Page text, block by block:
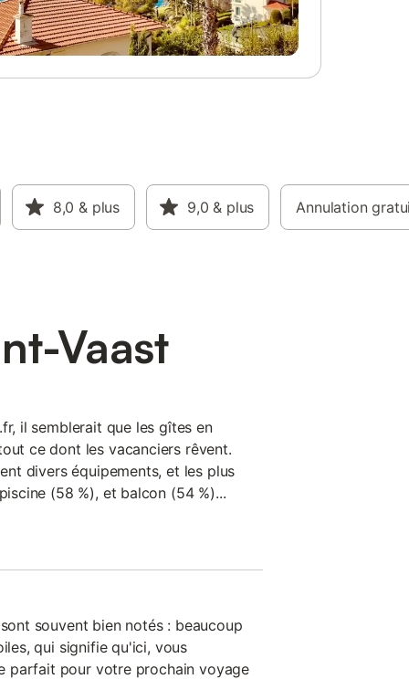
8,0 & plus 9,0 & plus Annulation
Vaast
il semblerait que les gîtes en
ce dont les vacanciers rêvent.
divers équipements, et les plus
(58 %), et balcon (54 %)...
souvent bien notés : beaucoup
qui signifie qu'ici, vous
parfait pour votre prochain voyage